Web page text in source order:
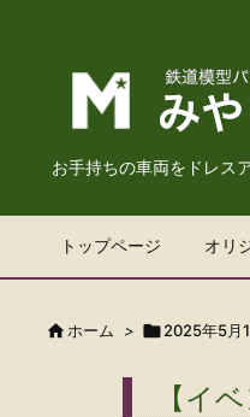
お手持ちの車両をドレス
トップページ オリ
 ホーム > 2025年5月
【イ